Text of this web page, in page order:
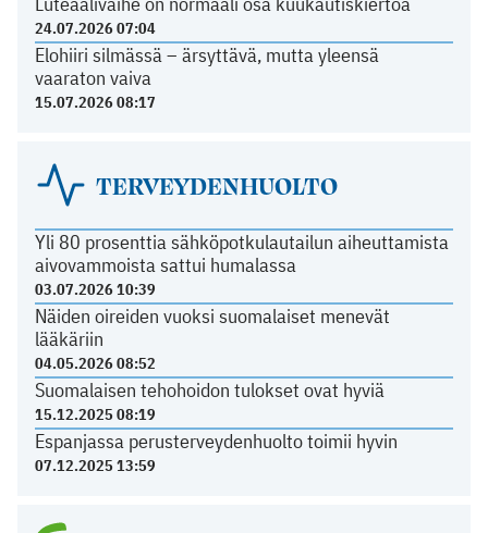
24.07.2026 07:04
Elohiiri silmässä – ärsyttävä, mutta yleensä
vaaraton vaiva
15.07.2026 08:17
TERVEYDENHUOLTO
Yli 80 prosenttia sähköpotkulautailun aiheuttamista
aivovammoista sattui humalassa
03.07.2026 10:39
Näiden oireiden vuoksi suomalaiset menevät
lääkäriin
04.05.2026 08:52
Suomalaisen tehohoidon tulokset ovat hyviä
15.12.2025 08:19
Espanjassa perusterveydenhuolto toimii hyvin
07.12.2025 13:59